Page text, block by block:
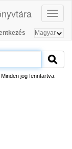
jog fenntartva.